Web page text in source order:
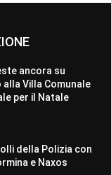
ancora su
Villa Comunale
per il Natale
della Polizia con
e Naxos